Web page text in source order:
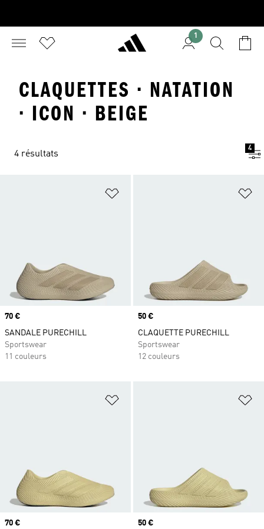
1
CLAQUETTES · NATATION
· ICON · BEIGE
4 résultats
4
Ajouter à la Liste de produits
Prix
70 €
SANDALE PURECHILL
Sportswear
11 couleurs
Prix
50 €
CLAQUETTE PURECHILL
Sportswear
12 couleurs
Ajouter à la Liste de produits
Prix
70 €
Prix
50 €